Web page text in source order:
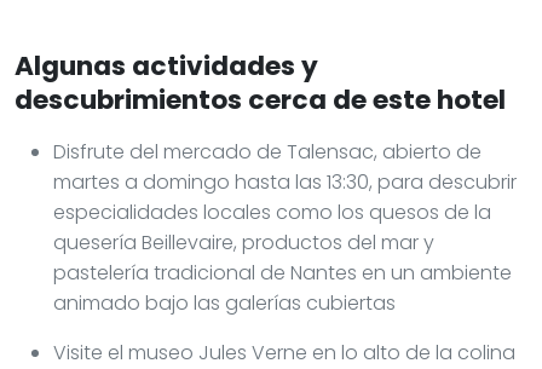
Algunas actividades y
descubrimientos cerca de este hotel
Disfrute del mercado de Talensac, abierto de
martes a domingo hasta las 13:30, para descubrir
especialidades locales como los quesos de la
quesería Beillevaire, productos del mar y
pastelería tradicional de Nantes en un ambiente
animado bajo las galerías cubiertas
Visite el museo Jules Verne en lo alto de la colina